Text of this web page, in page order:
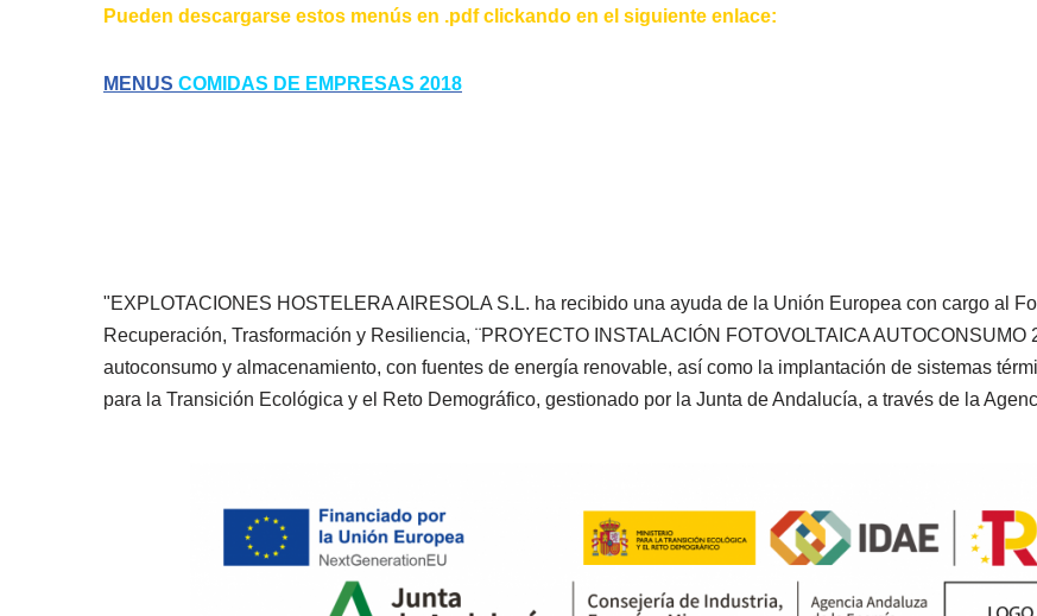
Pueden descargarse estos menús en .pdf clickando en el siguiente enlace:
MENUS COMIDAS DE EMPRESAS 2018
"EXPLOTACIONES HOSTELERA AIRESOLA S.L. ha recibido una ayuda de la Unión Europea con cargo al
Recuperación, Trasformación y Resiliencia, ¨PROYECTO INSTALACIÓN FOTOVOLTAICA AUTOCONSUMO
autoconsumo y almacenamiento, con fuentes de energía renovable, así como la implantación de sistemas
para la Transición Ecológica y el Reto Demográfico, gestionado por la Junta de Andalucía, a través de la